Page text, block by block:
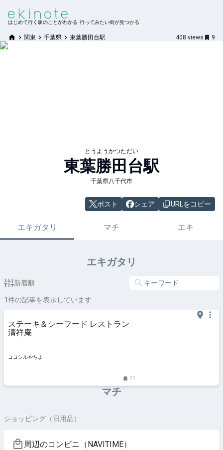
はじめて行く駅のことがわかる 行ってみたい街が見つかる
関東 千葉県 東葉勝田台駅 408 views 9
とうようかつただい
東葉勝田台駅
千葉県八千代市
ポスト シェア URLをコピー
エキガタリ マチ エキ
エキガタリ
新着順
1件の記事を表示しています
ステーキ＆シーフード レストラン
清祥庵
ココシルやちよ
11
マチ
ショッピング（日用品）
周辺のコンビニ（NAVITIME）